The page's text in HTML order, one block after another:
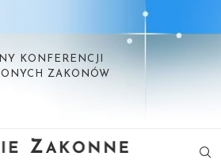
KONFERENCJI
ZAKONÓW